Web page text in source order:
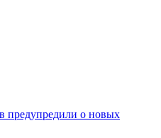
предупредили о новых